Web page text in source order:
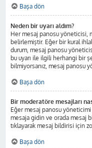
Başa dön
Neden bir uyarı aldım?
Her mesaj panosu yöneticisi,
belirlemiştir. Eğer bir kural
durum, mesaj panosu
bu uyarı ile ilgili herhangi bir
bilmiyorsanız, mesaj panosu
Başa dön
Bir moderatöre mesajları
Eğer mesaj panosu
mesaja gidin ve orada mesaj
tıklayarak mesaj bildirisi için
Başa dön